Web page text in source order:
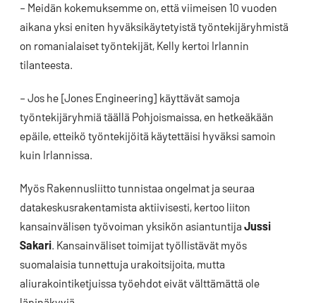
– Meidän kokemuksemme on, että viimeisen 10 vuoden
aikana yksi eniten hyväksikäytetyistä työntekijäryhmistä
on romanialaiset työntekijät, Kelly kertoi Irlannin
tilanteesta.
– Jos he [Jones Engineering] käyttävät samoja
työntekijäryhmiä täällä Pohjoismaissa, en hetkeäkään
epäile, etteikö työntekijöitä käytettäisi hyväksi samoin
kuin Irlannissa.
Myös Rakennusliitto tunnistaa ongelmat ja seuraa
datakeskusrakentamista aktiivisesti, kertoo liiton
kansainvälisen työvoiman yksikön asiantuntija Jussi
Sakari. Kansainväliset toimijat työllistävät myös
suomalaisia tunnettuja urakoitsijoita, mutta
aliurakointiketjuissa työehdot eivät välttämättä ole